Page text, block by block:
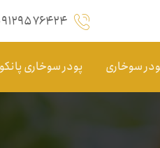
سوخاری پودر سوخاری پانکو